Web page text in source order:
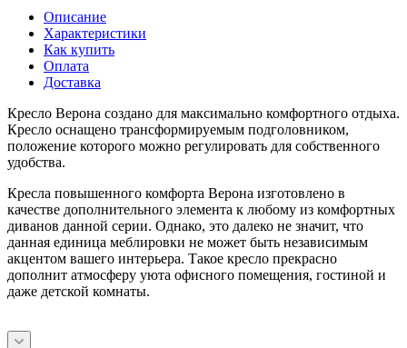
Описание
Характеристики
Как купить
Оплата
Доставка
Кресло Верона создано для максимально комфортного отдыха.
Кресло оснащено трансформируемым подголовником,
положение которого можно регулировать для собственного
удобства.
Кресла повышенного комфорта Верона изготовлено в
качестве дополнительного элемента к любому из комфортных
диванов данной серии. Однако, это далеко не значит, что
данная единица меблировки не может быть независимым
акцентом вашего интерьера. Такое кресло прекрасно
дополнит атмосферу уюта офисного помещения, гостиной и
даже детской комнаты.